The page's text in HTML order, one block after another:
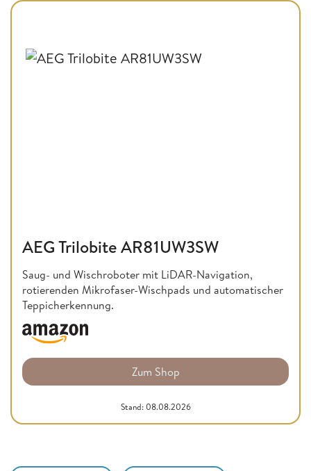
AEG Trilobite AR81UW3SW
Saug- und Wischroboter mit LiDAR-Navigation,
rotierenden Mikrofaser-Wischpads und automatischer
Teppicherkennung.
Zum Shop
Stand: 08.08.2026